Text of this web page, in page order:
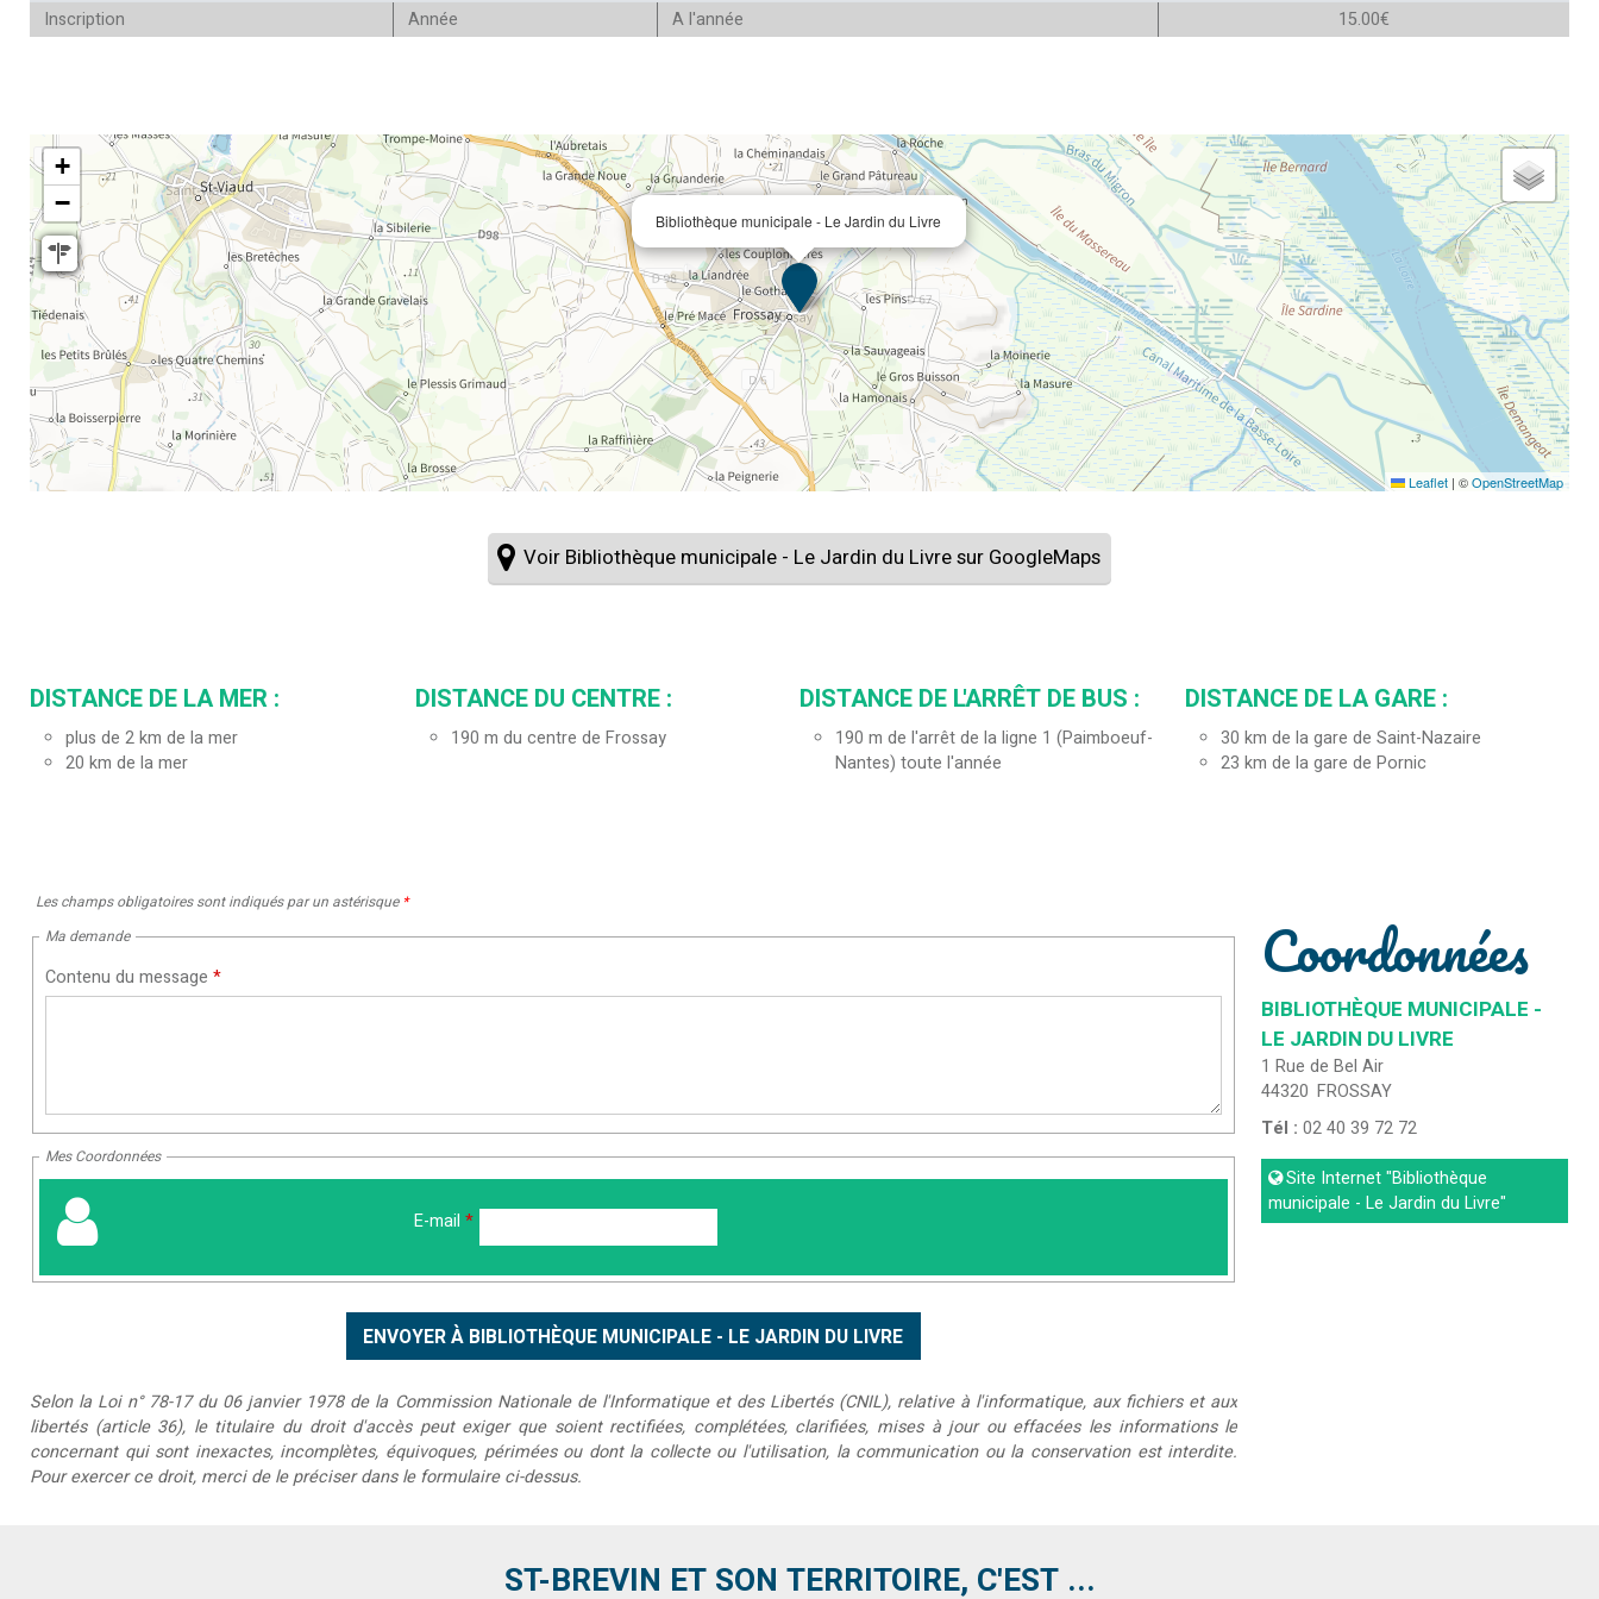
Inscription
Année A l'année 15.00€
Bibliothèque municipale - Le Jardin du Livre
+
−
Leaflet | ©OpenStreetMap
Voir Bibliothèque municipale - Le Jardin du Livre sur GoogleMaps
DISTANCE DE LA MER :
plus de 2 km de la mer
20 km de la mer
DISTANCE DU CENTRE :
190 m du centre de Frossay
DISTANCE DE L'ARRÊT DE BUS :
190 m de l'arrêt de la ligne 1 (Paimboeuf-
Nantes) toute l'année
DISTANCE DE LA GARE :
30 km de la gare de Saint-Nazaire
23 km de la gare de Pornic
Les champs obligatoires sont indiqués par un astérisque *
Ma demande
Contenu du message *
Mes Coordonnées
E-mail *
Selon la Loi n° 78-17 du 06 janvier 1978 de la Commission Nationale de l'Informatique et des Libertés (CNIL), relative à l'informatique, aux fichiers et aux
libertés (article 36), le titulaire du droit d'accès peut exiger que soient rectifiées, complétées, clarifiées, mises à jour ou effacées les informations le
concernant qui sont inexactes, incomplètes, équivoques, périmées ou dont la collecte ou l'utilisation, la communication ou la conservation est interdite.
Pour exercer ce droit, merci de le préciser dans le formulaire ci-dessus.
Coordonnées
BIBLIOTHÈQUE MUNICIPALE -
LE JARDIN DU LIVRE
1 Rue de Bel Air
44320 FROSSAY
Tél :02 40 39 72 72
Site Internet"Bibliothèque
municipale - Le Jardin du Livre"
ST-BREVIN ET SON TERRITOIRE, C'EST ...